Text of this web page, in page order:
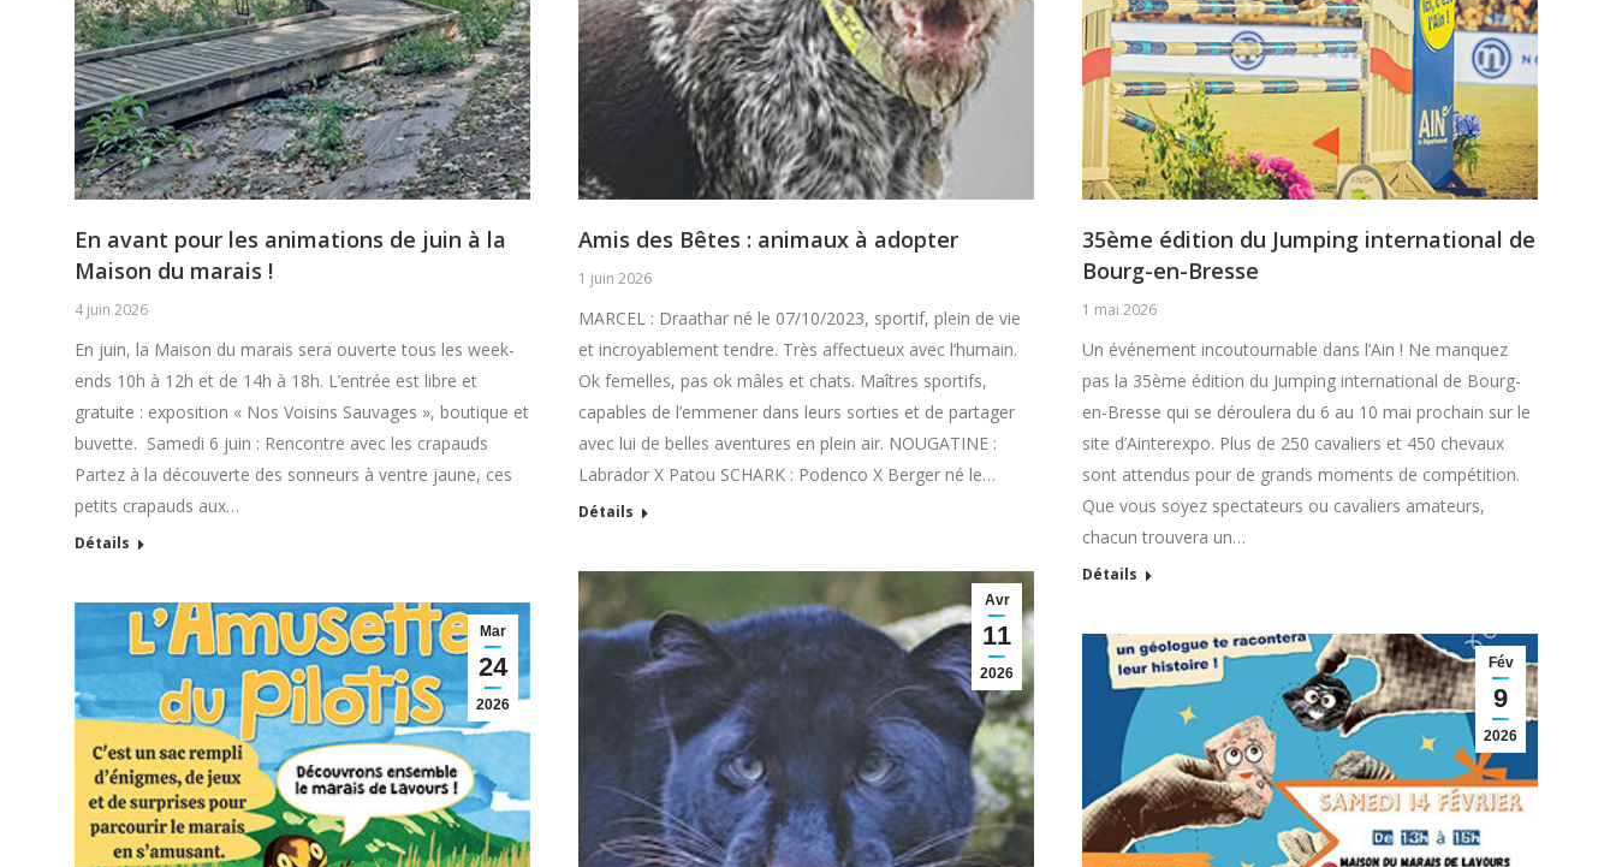
En avant pour les animations de juin à la
Maison du marais !
4 juin 2026
En juin, la Maison du marais sera ouverte tous les week-
ends 10h à 12h et de 14h à 18h. L’entrée est libre et
gratuite : exposition « Nos Voisins Sauvages », boutique et
buvette. Samedi 6 juin : Rencontre avec les crapauds
Partez à la découverte des sonneurs à ventre jaune, ces
petits crapauds aux…
Détails
Amis des Bêtes : animaux à adopter
1 juin 2026
MARCEL : Draathar né le 07/10/2023, sportif, plein de vie
et incroyablement tendre. Très affectueux avec l’humain.
Ok femelles, pas ok mâles et chats. Maîtres sportifs,
capables de l’emmener dans leurs sorties et de partager
avec lui de belles aventures en plein air. NOUGATINE :
Labrador X Patou SCHARK : Podenco X Berger né le…
Détails
35ème édition du Jumping international de
Bourg-en-Bresse
1 mai 2026
Un événement incoutournable dans l’Ain ! Ne manquez
pas la 35ème édition du Jumping international de Bourg-
en-Bresse qui se déroulera du 6 au 10 mai prochain sur le
site d’Ainterexpo. Plus de 250 cavaliers et 450 chevaux
sont attendus pour de grands moments de compétition.
Que vous soyez spectateurs ou cavaliers amateurs,
chacun trouvera un…
Détails
Avr
11
2026
Mar
24
2026
Fév
9
2026